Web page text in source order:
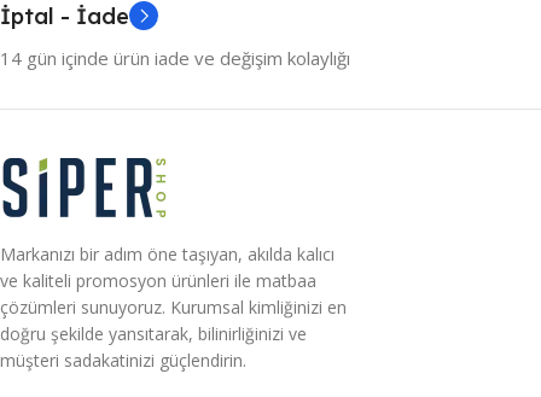
İptal - İade
14 gün içinde ürün iade ve değişim kolaylığı
Markanızı bir adım öne taşıyan, akılda kalıcı
ve kaliteli promosyon ürünleri ile matbaa
çözümleri sunuyoruz. Kurumsal kimliğinizi en
doğru şekilde yansıtarak, bilinirliğinizi ve
müşteri sadakatinizi güçlendirin.